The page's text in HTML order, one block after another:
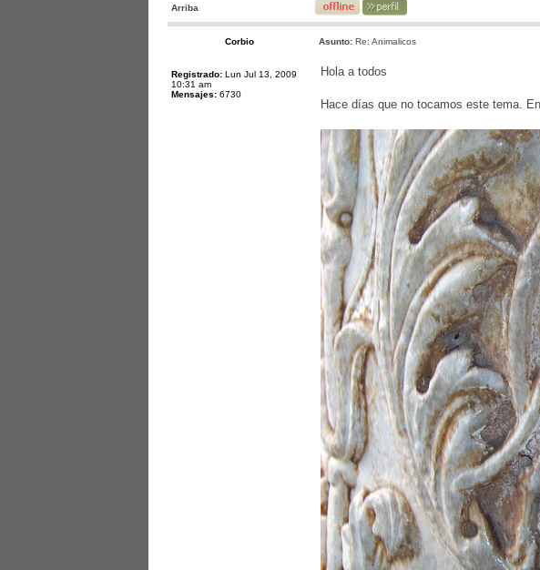
Arriba
Corbio Asunto: Re: Animalicos
Registrado: Lun Jul 13, 2009
10:31 am
Mensajes: 6730
Hola a todos
Hace días que no tocamos este tema.